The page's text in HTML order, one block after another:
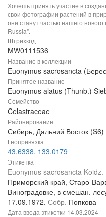
Хочешь принять участие в
свои фотографии растений в
они станут частью нашего
Russia".
Штрихкод
MW0111536
Название в коллекции
Euonymus sacrosancta
Принятое название
Euonymus alatus (Thunb.)
Семейство
Celastraceae
Районирование
Сибирь, Дальний Восток (S6)
Геопривязка
43,6338, 133,0179
Этикетка
Euonymus sacrosancta Koidz.
Приморский край, Старо-
Виноградовке, в смешан.
17.09.1972. Собр. Попкова
Дата ввода этикетки 14.03.2024